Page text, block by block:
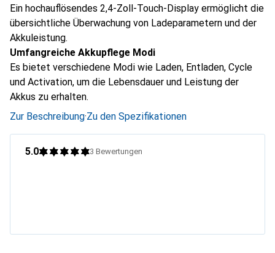
Ein hochauflösendes 2,4-Zoll-Touch-Display ermöglicht die
übersichtliche Überwachung von Ladeparametern und der
Akkuleistung.
Umfangreiche Akkupflege Modi
Es bietet verschiedene Modi wie Laden, Entladen, Cycle
und Activation, um die Lebensdauer und Leistung der
Akkus zu erhalten.
Zur Beschreibung·Zu den Spezifikationen
5.0 3 Bewertungen